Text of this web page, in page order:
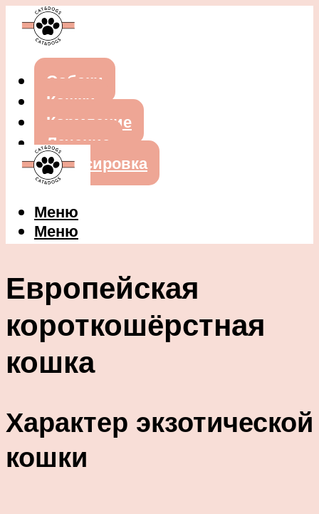
Собаки
Кошки
Кормление
Лечение
Дрессировка
Меню
Меню
Европейская
короткошёрстная
кошка
Характер экзотической
кошки